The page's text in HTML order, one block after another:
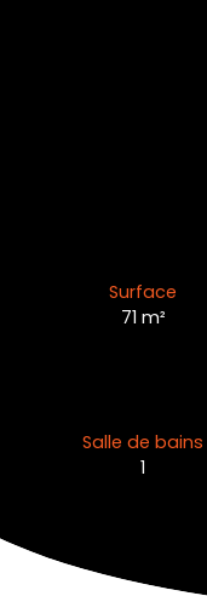
Surface
71 m²
Salle de bains
1